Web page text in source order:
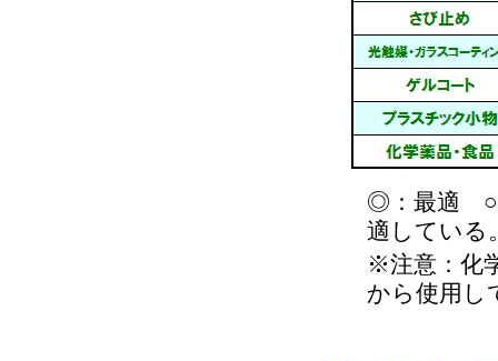
◎：最適 ○
適している
※注意：化
から使用し